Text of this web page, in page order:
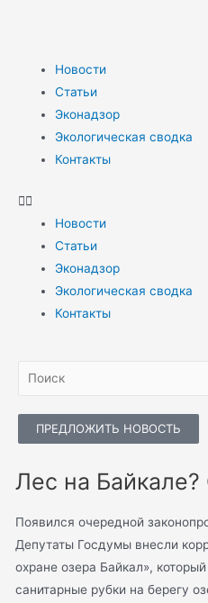
Новости
Статьи
Эконадзор
Экологическая сводка
Контакты
Новости
Статьи
Эконадзор
Экологическая сводка
Контакты
ПРЕДЛОЖИТЬ НОВОСТЬ
Лес на Байкале?
Появился очередной
Депутаты Госдумы внесли
охране озера Байкал»,
санитарные рубки на берегу